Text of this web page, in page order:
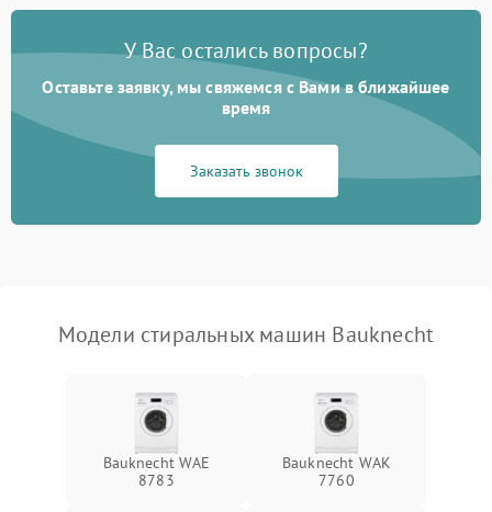
Замена платы управления 2200 ₽ Подробнее →
У Вас остались вопросы?
Оставьте заявку, мы свяжемся с Вами в ближайшее
время
Заказать звонок
Модели стиральных машин Bauknecht
Bauknecht WAE
8783
Bauknecht WAK
7760